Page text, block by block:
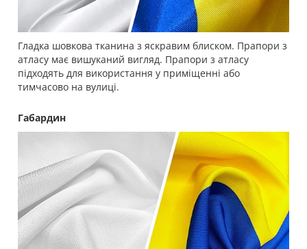
Гладка шовкова тканина з яскравим блиском. Прапори з
атласу має вишуканий вигляд. Прапори з атласу
підходять для використання у приміщенні або
тимчасово на вулиці.
Габардин